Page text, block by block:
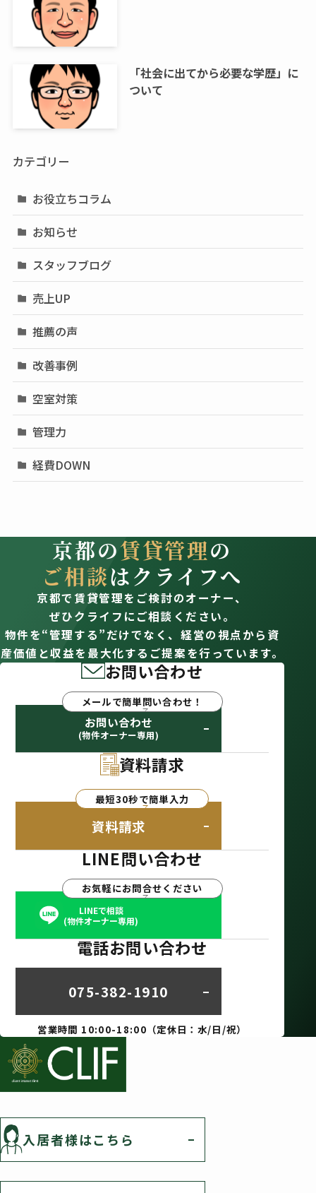
「社会に出てから必要な学歴」に
ついて
カテゴリー
お役立ちコラム
お知らせ
スタッフブログ
売上UP
推薦の声
改善事例
空室対策
管理力
経費DOWN
京都の賃貸管理の
ご相談はクライフへ
京都で賃貸管理をご検討のオーナー、
ぜひクライフにご相談ください。
物件を“管理する”だけでなく、経営の視点から資
産価値と収益を最大化するご提案を行っています。
お問い合わせ
メールで簡単問い合わせ！
お問い合わせ
(物件オーナー専用)
資料請求
最短30秒で簡単入力
資料請求
LINE問い合わせ
お気軽にお問合せください
LINEで相談
(物件オーナー専用)
電話お問い合わせ
075-382-1910
営業時間 10:00-18:00（定休日：水/日/祝）
入居者様はこちら